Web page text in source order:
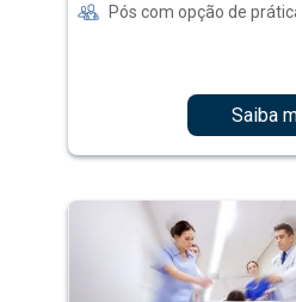
Pós com opção de
Saiba